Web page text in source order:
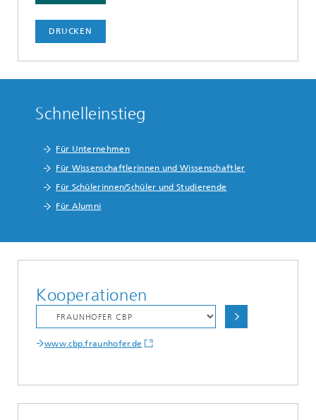
DRUCKEN
Schnelleinstieg
Für Unternehmen
Für Wissenschaftlerinnen und Wissenschaftler
Für Schülerinnen/Schüler und Studierende
Für Alumni
Kooperationen
www.cbp.fraunhofer.de